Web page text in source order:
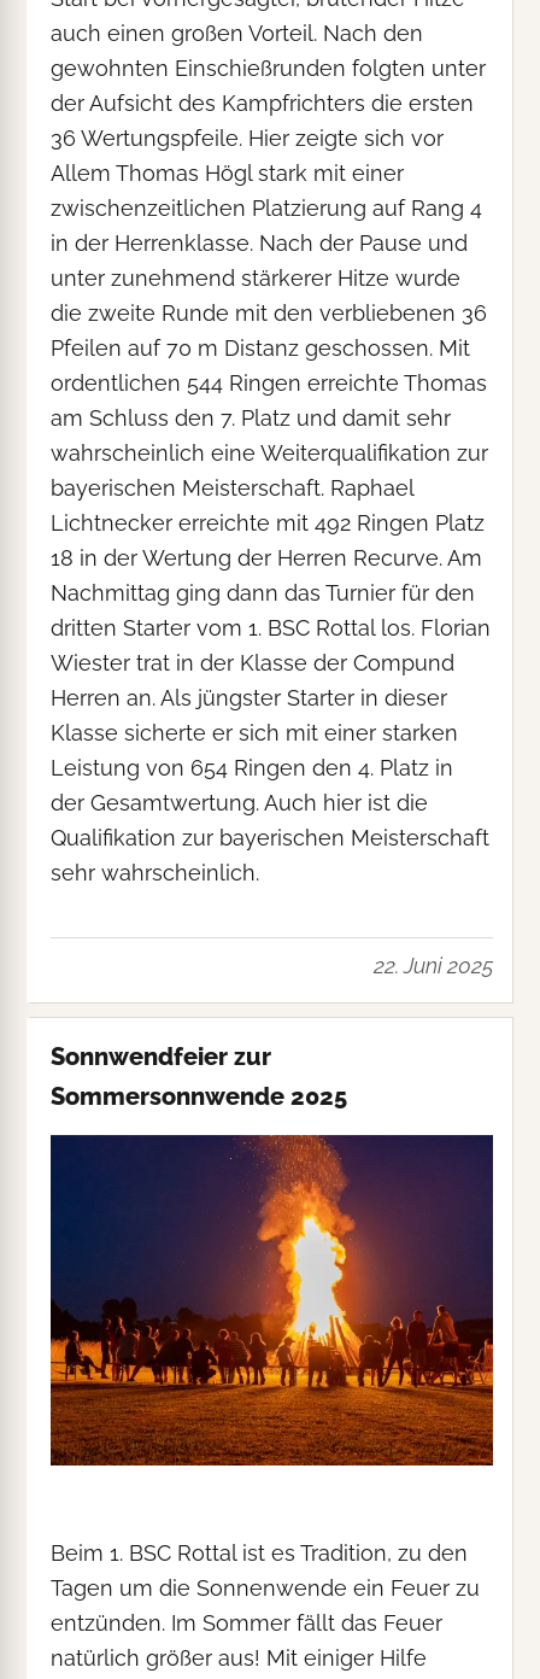
auch einen großen Vorteil. Nach den
gewohnten Einschießrunden folgten unter
der Aufsicht des Kampfrichters die ersten
36 Wertungspfeile. Hier zeigte sich vor
Allem Thomas Högl stark mit einer
zwischenzeitlichen Platzierung auf Rang 4
in der Herrenklasse. Nach der Pause und
unter zunehmend stärkerer Hitze wurde
die zweite Runde mit den verbliebenen 36
Pfeilen auf 70 m Distanz geschossen. Mit
ordentlichen 544 Ringen erreichte Thomas
am Schluss den 7. Platz und damit sehr
wahrscheinlich eine Weiterqualifikation zur
bayerischen Meisterschaft. Raphael
Lichtnecker erreichte mit 492 Ringen Platz
18 in der Wertung der Herren Recurve. Am
Nachmittag ging dann das Turnier für den
dritten Starter vom 1. BSC Rottal los. Florian
Wiester trat in der Klasse der Compund
Herren an. Als jüngster Starter in dieser
Klasse sicherte er sich mit einer starken
Leistung von 654 Ringen den 4. Platz in
der Gesamtwertung. Auch hier ist die
Qualifikation zur bayerischen Meisterschaft
sehr wahrscheinlich.
22. Juni 2025
Sonnwendfeier zur
Sommersonnwende 2025
Beim 1. BSC Rottal ist es Tradition, zu den
Tagen um die Sonnenwende ein Feuer zu
entzünden. Im Sommer fällt das Feuer
natürlich größer aus! Mit einiger Hilfe